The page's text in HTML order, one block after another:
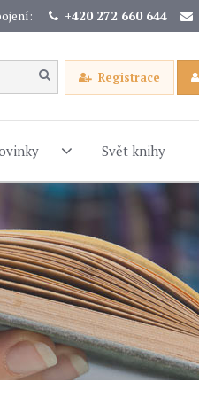
+420 272 660 644
Registrace
Svět knihy